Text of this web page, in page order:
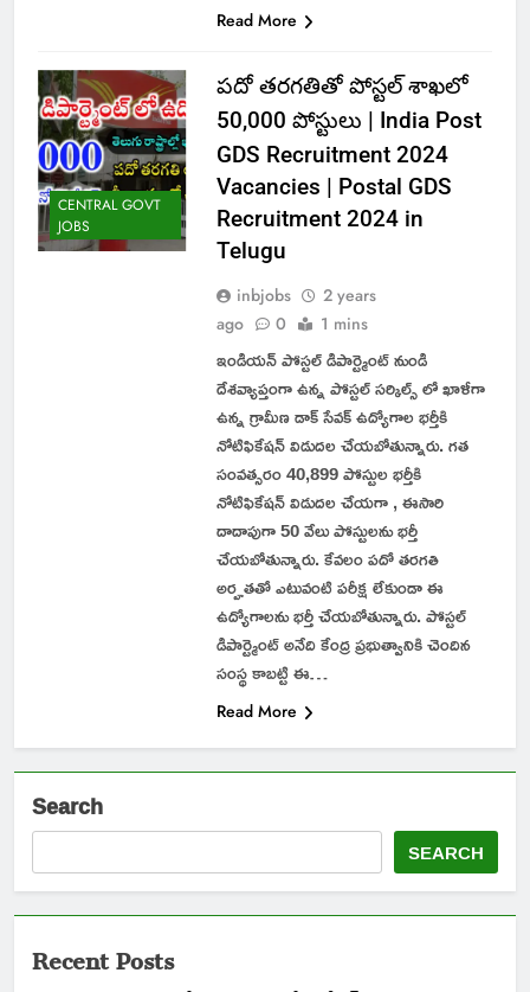
Read More
CENTRAL GOVT
JOBS
పదో తరగతితో పోస్టల్ శాఖలో
50,000 పోస్టులు | India Post
GDS Recruitment 2024
Vacancies | Postal GDS
Recruitment 2024 in
Telugu
inbjobs
2 years
ago
0 1 mins
ఇండియన్ పోస్టల్ డిపార్ట్మెంట్ నుండి
దేశవ్యాప్తంగా ఉన్న పోస్టల్ సర్కిల్స్ లో ఖాళీగా
ఉన్న గ్రామీణ డాక్ సేవక్ ఉద్యోగాల భర్తీకి
నోటిఫికేషన్ విడుదల చేయబోతున్నారు. గత
సంవత్సరం 40,899 పోస్టుల భర్తీకి
నోటిఫికేషన్ విడుదల చేయగా , ఈసారి
దాదాపుగా 50 వేలు పోస్టులను భర్తీ
చేయబోతున్నారు. కేవలం పదో తరగతి
అర్హతతో ఎటువంటి పరీక్ష లేకుండా ఈ
ఉద్యోగాలను భర్తీ చేయబోతున్నారు. పోస్టల్
డిపార్ట్మెంట్ అనేది కేంద్ర ప్రభుత్వానికి చెందిన
సంస్థ కాబట్టి ఈ…
Read More
Search
SEARCH
Recent Posts